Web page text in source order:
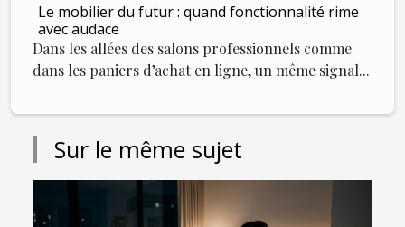
Le mobilier du futur : quand fonctionnalité rime
avec audace
Dans les allées des salons professionnels comme
dans les paniers d’achat en ligne, un même signal...
Sur le même sujet